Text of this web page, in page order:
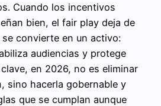
Cuando los incentivos
bien, el fair play deja de
convierte en un activo:
audiencias y protege
en 2026, no es eliminar
sino hacerla gobernable y
que se cumplan aunque